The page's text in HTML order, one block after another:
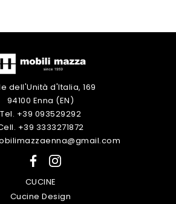
dell'Unità d'Italia, 169
94100 Enna (EN)
Tel. +39 093529292
+39 3333271872
CUCINE
Cucine Design